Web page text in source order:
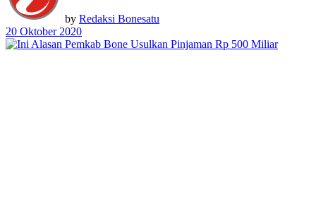
by Redaksi Bonesatu
20 Oktober 2020